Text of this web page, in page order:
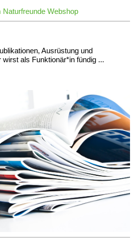
Webshop
Ausrüstung und
als Funktionär*in fündig ...